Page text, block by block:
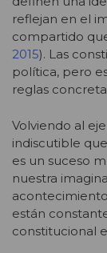
reflejan en el
compartido
2015). Las
política, pero
reglas
Volviendo al
indiscutible
es un suceso
nuestra
están
constitucional